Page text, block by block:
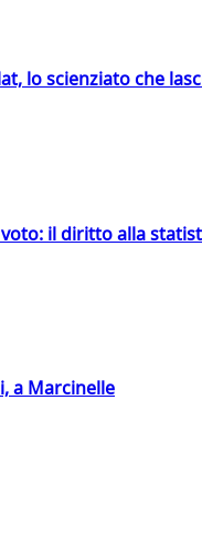
lo scienziato che
il diritto alla
a Marcinelle